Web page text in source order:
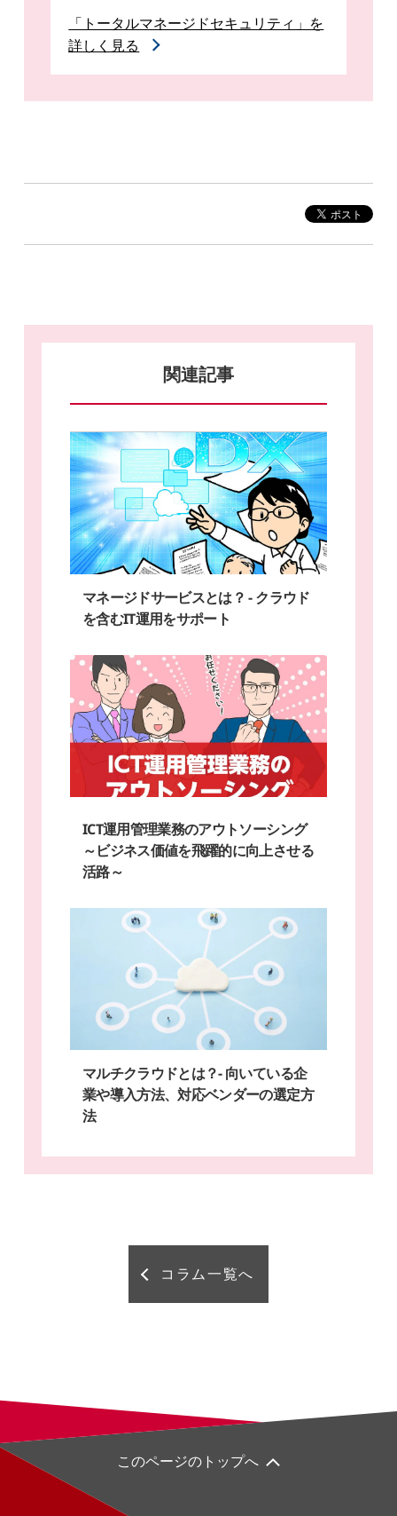
「トータルマネージドセキュリティ」を
詳しく見る
関連記事
マネージドサービスとは？ - クラウド
を含むIT運用をサポート
ICT運用管理業務のアウトソーシング
～ビジネス価値を飛躍的に向上させる
活路～
マルチクラウドとは？- 向いている企
業や導入方法、対応ベンダーの選定方
法
コラム一覧へ
このページのトップへ